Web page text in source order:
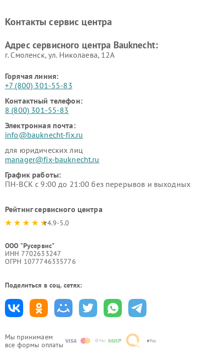
Мы принимаем
все формы оплаты
Контакты сервис центра
Адрес сервисного центра Bauknecht:
г. Смоленск, ул. Николаева, 12А
Горячая линия:
+7 (800) 301-55-83
Контактный телефон:
8 (800) 301-55-83
Электронная почта:
info@bauknecht-fix.ru
для юридических лиц
manager@fix-bauknecht.ru
График работы:
ПН-ВСК с 9:00 до 21:00 без перерывов и выходных
Рейтинг сервисного центра
4.9-5.0
ООО "Русервис"
ИНН 7702633247
ОГРН 1077746335776
Поделиться в соц. сетях: